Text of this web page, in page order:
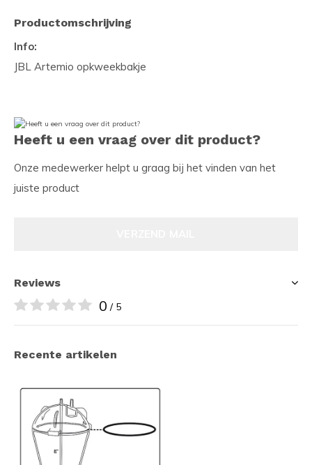
Productomschrijving
Info:
JBL Artemio opkweekbakje
Heeft u een vraag over dit product?
Onze medewerker helpt u graag bij het vinden van het
juiste product
Reviews
0 / 5
Recente artikelen